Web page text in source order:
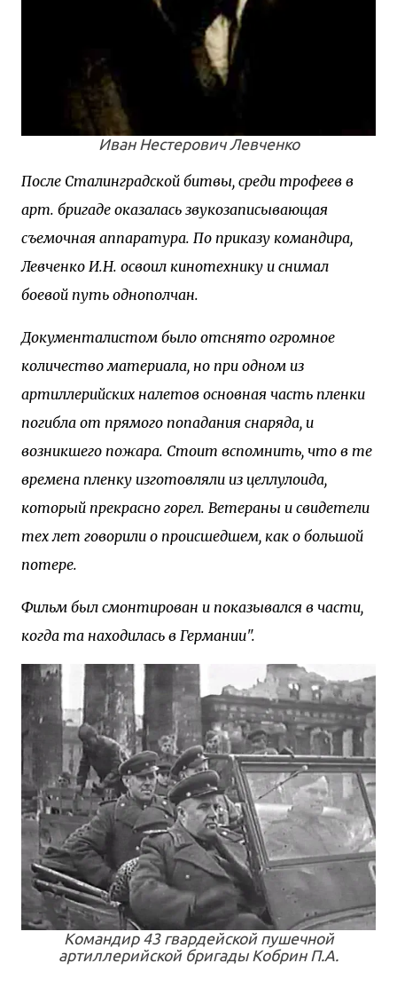
Иван Нестерович Левченко
После Сталинградской битвы, среди трофеев в
арт. бригаде оказалась звукозаписывающая
съемочная аппаратура. По приказу командира,
Левченко И.Н. освоил кинотехнику и снимал
боевой путь однополчан.
Документалистом было отснято огромное
количество материала, но при одном из
артиллерийских налетов основная часть пленки
погибла от прямого попадания снаряда, и
возникшего пожара. Стоит вспомнить, что в те
времена пленку изготовляли из целлулоида,
который прекрасно горел. Ветераны и свидетели
тех лет говорили о происшедшем, как о большой
потере.
Фильм был смонтирован и показывался в части,
когда та находилась в Германии".
Командир 43 гвардейской пушечной
артиллерийской бригады Кобрин П.А.